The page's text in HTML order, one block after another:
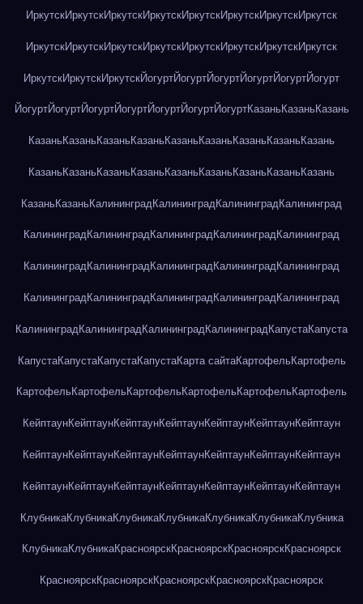
ИркутскИркутскИркутскИркутскИркутскИркутскИркутскИркутск
ИркутскИркутскИркутскИркутскИркутскИркутскИркутскИркутск
ИркутскИркутскИркутскЙогуртЙогуртЙогуртЙогуртЙогуртЙогурт
ЙогуртЙогуртЙогуртЙогуртЙогуртЙогуртЙогуртКазаньКазаньКазань
КазаньКазаньКазаньКазаньКазаньКазаньКазаньКазаньКазань
КазаньКазаньКазаньКазаньКазаньКазаньКазаньКазаньКазань
КазаньКазаньКалининградКалининградКалининградКалининград
КалининградКалининградКалининградКалининградКалининград
КалининградКалининградКалининградКалининградКалининград
КалининградКалининградКалининградКалининградКалининград
Калининград Калининград Калининград Калининград КапустаКапуста
КапустаКапустаКапустаКапустаКарта сайтаКартофельКартофель
КартофельКартофельКартофельКартофельКартофельКартофель
КейптаунКейптаунКейптаунКейптаунКейптаунКейптаунКейптаун
КейптаунКейптаунКейптаунКейптаунКейптаунКейптаунКейптаун
КейптаунКейптаунКейптаунКейптаунКейптаунКейптаунКейптаун
КлубникаКлубникаКлубникаКлубникаКлубникаКлубникаКлубника
КлубникаКлубникаКрасноярскКрасноярскКрасноярскКрасноярск
КрасноярскКрасноярскКрасноярскКрасноярскКрасноярск